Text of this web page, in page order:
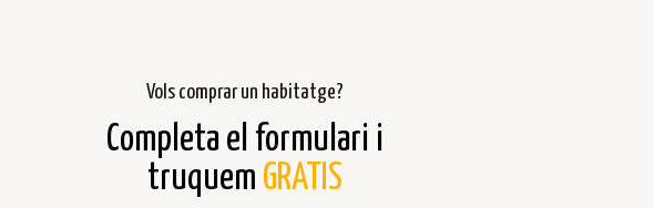
Vols comprar un habitatge?
Completa el formulari i
truquem GRATIS